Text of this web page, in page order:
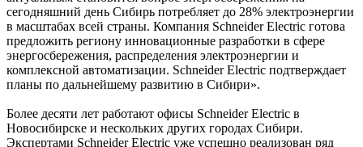
сегодняшний день Сибирь потребляет до 28% электроэнергии
в масштабах всей страны. Компания Schneider Electric готова
предложить региону инновационные разработки в сфере
энергосбережения, распределения электроэнергии и
комплексной автоматизации. Schneider Electric подтверждает
планы по дальнейшему развитию в Сибири».
Более десяти лет работают офисы Schneider Electric в
Новосибирске и нескольких других городах Сибири.
Экспертами Schneider Electric уже успешно реализован ряд